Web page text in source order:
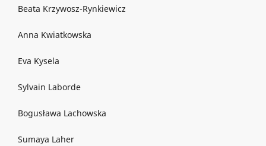
Beata Krzywosz-Rynkiewicz
Anna Kwiatkowska
Eva Kysela
Sylvain Laborde
Bogusława Lachowska
Sumaya Laher